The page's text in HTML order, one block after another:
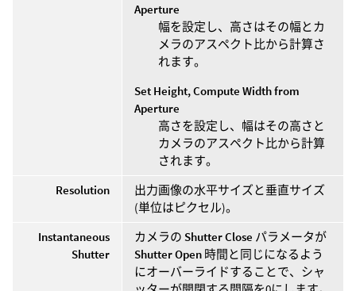
Aperture
幅を設定し、高さはその幅とカ
メラのアスペクト比から計算さ
れます。
Set Height, Compute Width from
Aperture
高さを設定し、幅はその高さと
カメラのアスペクト比から計算
されます。
Resolution
出力画像の水平サイズと垂直サイズ
(単位はピクセル)。
Instantaneous
Shutter
カメラの Shutter Close パラメータが
Shutter Open 時間と同じになるよう
にオーバーライドすることで、シャ